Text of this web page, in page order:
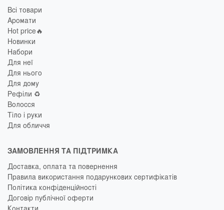
Всі товари
Аромати
Hot price🔥
Новинки
Набори
Для неї
Для нього
Для дому
Рефіли ♻️
Волосся
Тіло і руки
Для обличчя
ЗАМОВЛЕННЯ ТА ПІДТРИМКА
Доставка, оплата та повернення
Правила використання подарункових сертифікатів
Політика конфіденційності
Договір публічної оферти